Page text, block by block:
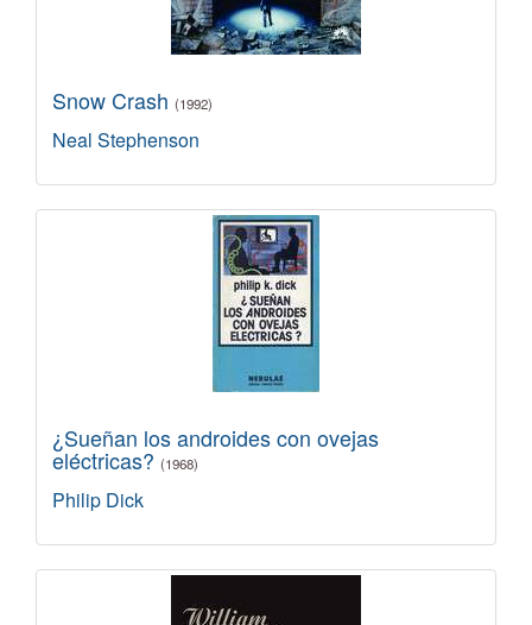
Snow Crash (1992)
Neal Stephenson
¿Sueñan los androides con ovejas
eléctricas? (1968)
Philip Dick